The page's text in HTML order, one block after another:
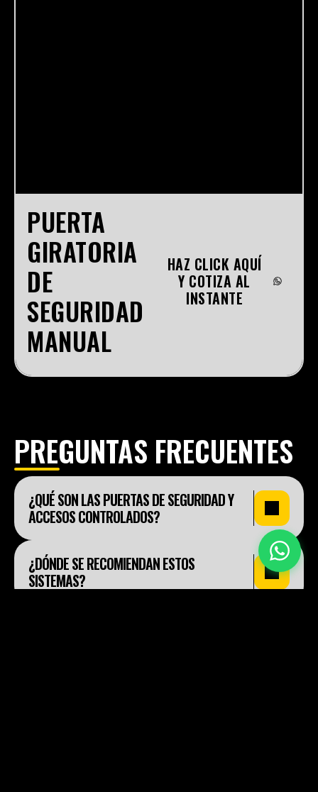
PUERTA
GIRATORIA
DE
SEGURIDAD
MANUAL
HAZ CLICK AQUÍ
Y COTIZA AL
INSTANTE
PREGUNTAS FRECUENTES
¿QUÉ SON LAS PUERTAS DE SEGURIDAD Y
ACCESOS CONTROLADOS?
¿DÓNDE SE RECOMIENDAN ESTOS
SISTEMAS?